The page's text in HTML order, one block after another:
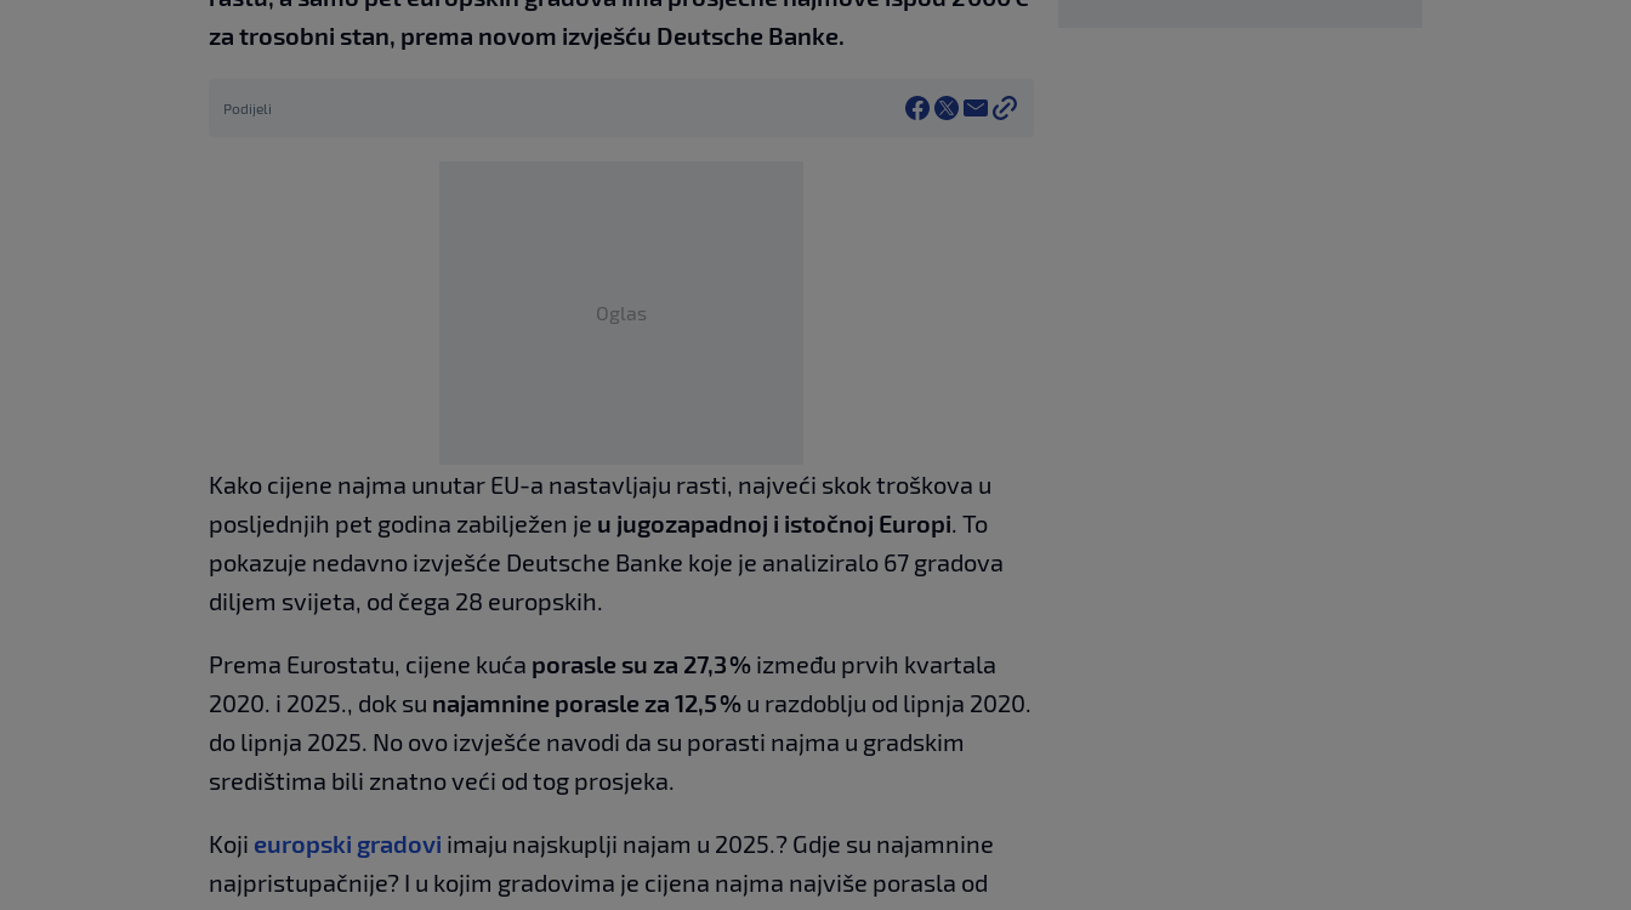
za trosobni stan, prema novom izvješću Deutsche Banke.
Podijeli
Oglas
Kako cijene najma unutar EU-a nastavljaju rasti, najveći skok troškova u
posljednjih pet godina zabilježen je u jugozapadnoj i istočnoj Europi. To
pokazuje nedavno izvješće Deutsche Banke koje je analiziralo 67 gradova
diljem svijeta, od čega 28 europskih.
Prema Eurostatu, cijene kuća porasle su za 27,3 % između prvih kvartala
2020. i 2025., dok su najamnine porasle za 12,5 % u razdoblju od lipnja 2020.
do lipnja 2025. No ovo izvješće navodi da su porasti najma u gradskim
središtima bili znatno veći od tog prosjeka.
Koji europski gradovi imaju najskuplji najam u 2025.? Gdje su najamnine
najpristupačnije? I u kojim gradovima je cijena najma najviše porasla od